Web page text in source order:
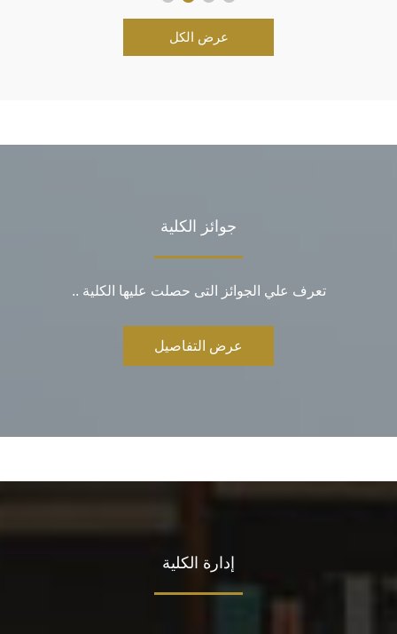
عرض الكل
جوائز الكلية
تعرف علي الجوائز التى حصلت عليها الكلية ..
عرض التفاصيل
إدارة الكلية